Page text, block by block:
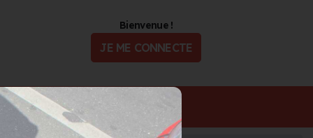
Bienvenue !
JE ME CONNECTE
Offres d'Emploi